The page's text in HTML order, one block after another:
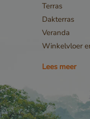
Terras
Dakterras
Veranda
Winkelvloer
Lees meer